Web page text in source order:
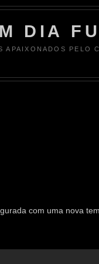
DIA
APAIXONADOS PELO
com uma nova